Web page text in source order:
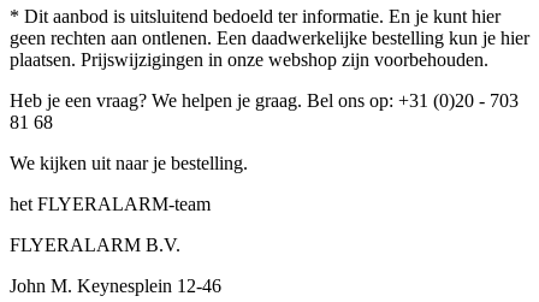
* Dit aanbod is uitsluitend bedoeld ter informatie. En je kunt hier
geen rechten aan ontlenen. Een daadwerkelijke bestelling kun je hier
plaatsen. Prijswijzigingen in onze webshop zijn voorbehouden.
Heb je een vraag? We helpen je graag. Bel ons op: +31 (0)20 - 703
81 68
We kijken uit naar je bestelling.
het FLYERALARM-team
FLYERALARM B.V.
John M. Keynesplein 12-46